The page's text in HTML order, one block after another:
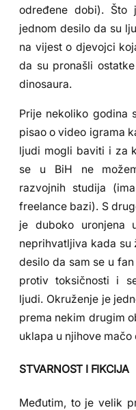
određene dobi).
jednom desilo da su
na vijest o djevojci
da su pronašli
dinosaura.
Prije nekoliko godina
pisao o video igrama
ljudi mogli baviti i za
se u BiH ne
razvojnih studija
freelance bazi). S
je duboko uronjena
neprihvatljiva kada su
desilo da sam se u
protiv toksičnosti i
ljudi. Okruženje je
prema nekim drugim
uklapa u njihove mačo
STVARNOST I FIKCIJA
Međutim, to je velik